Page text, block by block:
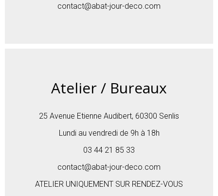
contact@abat-jour-deco.com
Atelier / Bureaux
25 Avenue Etienne Audibert, 60300 Senlis
Lundi au vendredi de 9h à 18h
03 44 21 85 33
contact@abat-jour-deco.com
ATELIER UNIQUEMENT SUR RENDEZ-VOUS